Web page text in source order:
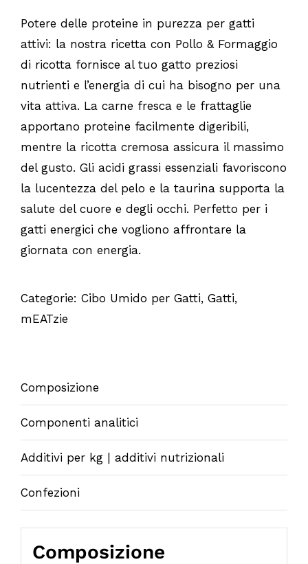
Potere delle proteine in purezza per gatti
attivi: la nostra ricetta con Pollo & Formaggio
di ricotta fornisce al tuo gatto preziosi
nutrienti e l’energia di cui ha bisogno per una
vita attiva. La carne fresca e le frattaglie
apportano proteine facilmente digeribili,
mentre la ricotta cremosa assicura il massimo
del gusto. Gli acidi grassi essenziali favoriscono
la lucentezza del pelo e la taurina supporta la
salute del cuore e degli occhi. Perfetto per i
gatti energici che vogliono affrontare la
giornata con energia.
Categorie: Cibo Umido per Gatti, Gatti,
mEATzie
Composizione
Componenti analitici
Additivi per kg | additivi nutrizionali
Confezioni
Composizione